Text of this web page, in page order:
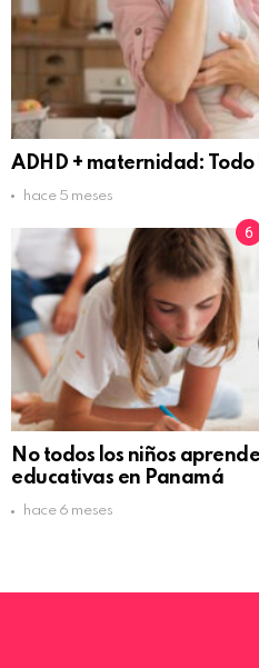
ADHD + maternidad:
hace 5 meses
No todos los niños
educativas en Panamá
hace 6 meses